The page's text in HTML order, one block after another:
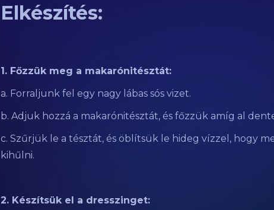
Elkészítés:
1. Főzzük meg a makarónitésztát:
a. Forraljunk fel egy nagy lábas sós vizet.
b. Adjuk hozzá a makarónitésztát, és főzzük amíg al
c. Szűrjük le a tésztát, és öblítsük le hideg vízzel, hogy
kihűlni.
2. Készítsük el a dresszinget: